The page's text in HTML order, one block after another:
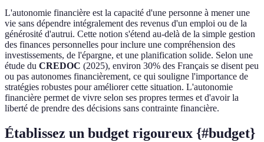
L'autonomie financière est la capacité d'une personne à mener une
vie sans dépendre intégralement des revenus d'un emploi ou de la
générosité d'autrui. Cette notion s'étend au-delà de la simple gestion
des finances personnelles pour inclure une compréhension des
investissements, de l'épargne, et une planification solide. Selon une
étude du CREDOC (2025), environ 30% des Français se disent peu
ou pas autonomes financièrement, ce qui souligne l'importance de
stratégies robustes pour améliorer cette situation. L'autonomie
financière permet de vivre selon ses propres termes et d'avoir la
liberté de prendre des décisions sans contrainte financière.
Établissez un budget rigoureux {#budget}